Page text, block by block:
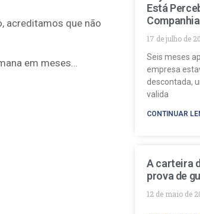
acreditamos que não
em meses…
Está
Companhia
17 de julho de
Seis meses
empresa
descontada,
valida
CONTINUAR
A carteira
prova de
12 de maio de